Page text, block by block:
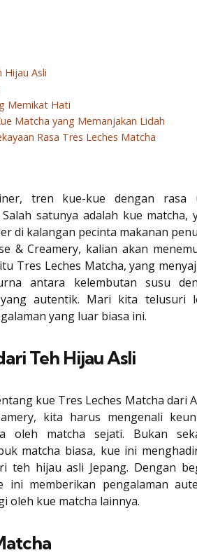
Hijau Asli
Memikat Hati
Matcha yang Memanjakan Lidah
Rasa Tres Leches Matcha
tren kue-kue dengan rasa
satunya adalah kue matcha,
di kalangan pecinta makanan
& Creamery, kalian akan
Tres Leches Matcha, yang
antara kelembutan susu
autentik. Mari kita telusuri
yang luar biasa ini.
Teh Hijau Asli
kue Tres Leches Matcha dari
kita harus mengenali
oleh matcha sejati. Bukan
matcha biasa, kue ini
teh hijau asli Jepang. Dengan
ini memberikan pengalaman
oleh kue matcha lainnya.